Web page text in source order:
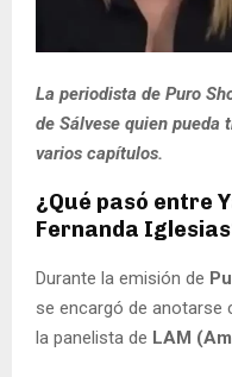
La periodista de Puro
de Sálvese quien pueda
varios capítulos.
¿Qué pasó entre
Fernanda
Durante la emisión de
se encargó de anotarse
la panelista de LAM